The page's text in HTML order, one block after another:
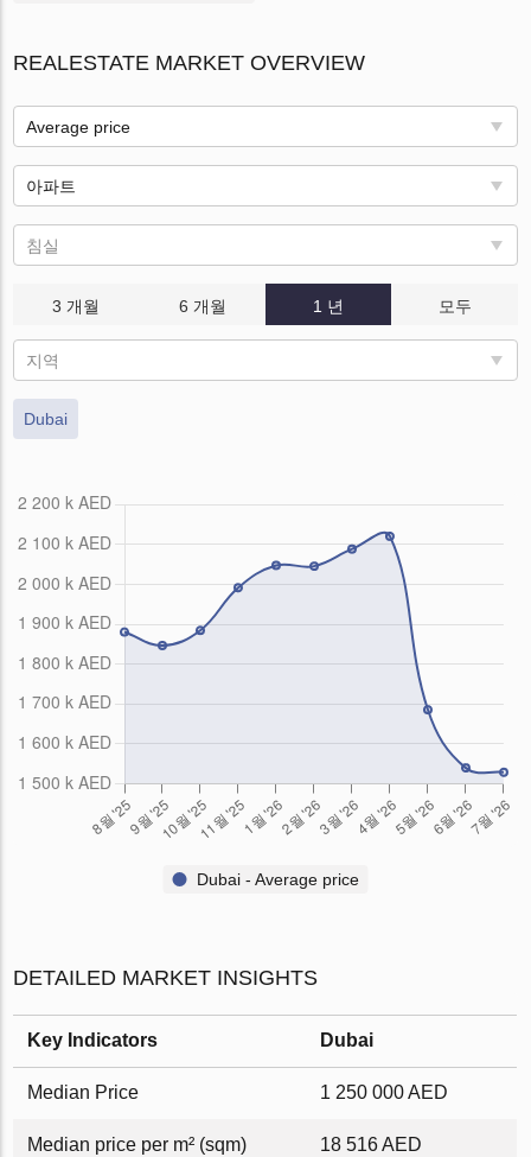
REALESTATE MARKET OVERVIEW
Average price
아파트
침실
3 개월 6 개월 1 년 모두
지역
Dubai
Dubai - Average price
DETAILED MARKET INSIGHTS
Key Indicators Dubai
Median Price 1 250 000 AED
Median price per m² (sqm) 18 516 AED